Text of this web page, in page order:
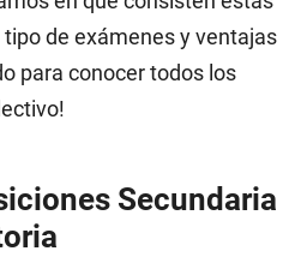
de exámenes y ventajas
para conocer todos los
Secundaria